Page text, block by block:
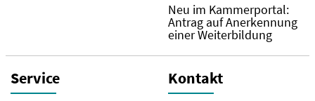
Neu im Kammerportal:
Antrag auf Anerkennung
einer Weiterbildung
Service Kontakt